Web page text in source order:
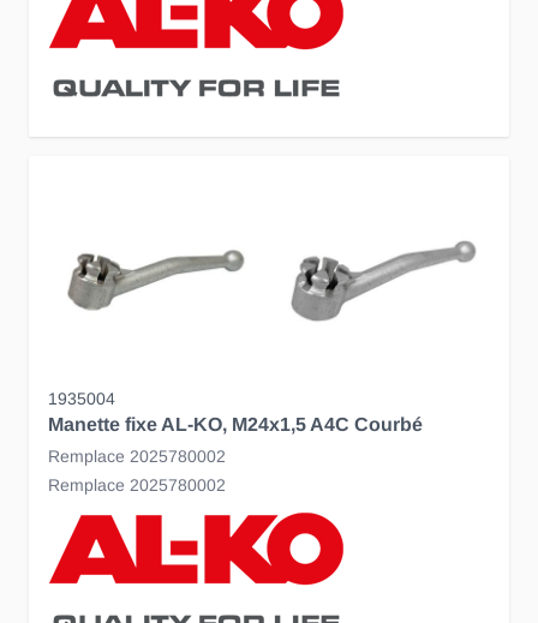
1935004
Manette fixe AL-KO, M24x1,5 A4C Courbé
Remplace 2025780002
Remplace 2025780002